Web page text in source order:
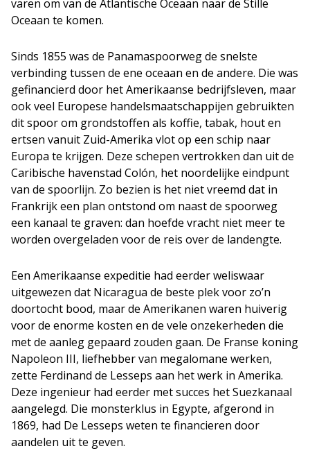
varen om van de Atlantische Oceaan naar de Stille
Oceaan te komen.
Sinds 1855 was de Panamaspoorweg de snelste
verbinding tussen de ene oceaan en de andere. Die was
gefinancierd door het Amerikaanse bedrijfsleven, maar
ook veel Europese handelsmaatschappijen gebruikten
dit spoor om grondstoffen als koffie, tabak, hout en
ertsen vanuit Zuid­-Amerika vlot op een schip naar
Europa te krijgen. Deze schepen vertrokken dan uit de
Caribische havenstad Colón, het noordelijke eindpunt
van de spoorlijn. Zo bezien is het niet vreemd dat in
Frankrijk een plan ontstond om naast de spoorweg
een kanaal te graven: dan hoefde vracht niet meer te
worden overgeladen voor de reis over de landengte.
Een Amerikaanse expeditie had eerder weliswaar
uitgewezen dat Nicaragua de beste plek voor zo’n
doortocht bood, maar de Amerikanen waren huiverig
voor de enorme kosten en de vele onzekerheden die
met de aanleg gepaard zouden gaan. De Franse koning
Napoleon III, liefhebber van megalomane werken,
zette Ferdinand de Lesseps aan het werk in Amerika.
Deze ingenieur had eerder met succes het Suezkanaal
aangelegd. Die monsterklus in Egypte, afgerond in
1869, had De Lesseps weten te financieren door
aandelen uit te geven.